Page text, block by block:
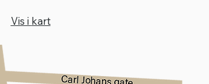
Vis i kart